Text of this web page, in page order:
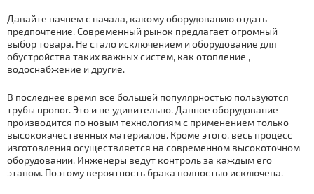
Давайте начнем с начала, какому оборудованию отдать
предпочтение. Современный рынок предлагает огромный
выбор товара. Не стало исключением и оборудование для
обустройства таких важных систем, как отoпление ,
вoдoснaбжение и другие.
В последнее время все большей популярностью пользуются
тpубы uponor. Это и не удивительно. Данное оборудование
производится по новым технологиям с применением только
высококачественных материалов. Кроме этого, весь процесс
изготовления осуществляется на современном высокоточном
оборудовании. Инженеры ведут контроль за каждым его
этапом. Поэтому вероятность брака полностью исключена.